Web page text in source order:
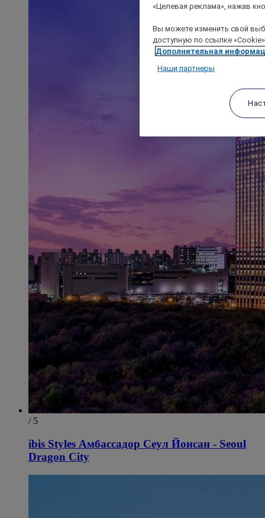
/ 5
ibis Styles Амбассадор Сеул Йонсан - Seoul
Dragon City
«Целевая реклама», нажав
Вы можете изменить свой
доступную по ссылке
Дополнительная
Наши партнеры